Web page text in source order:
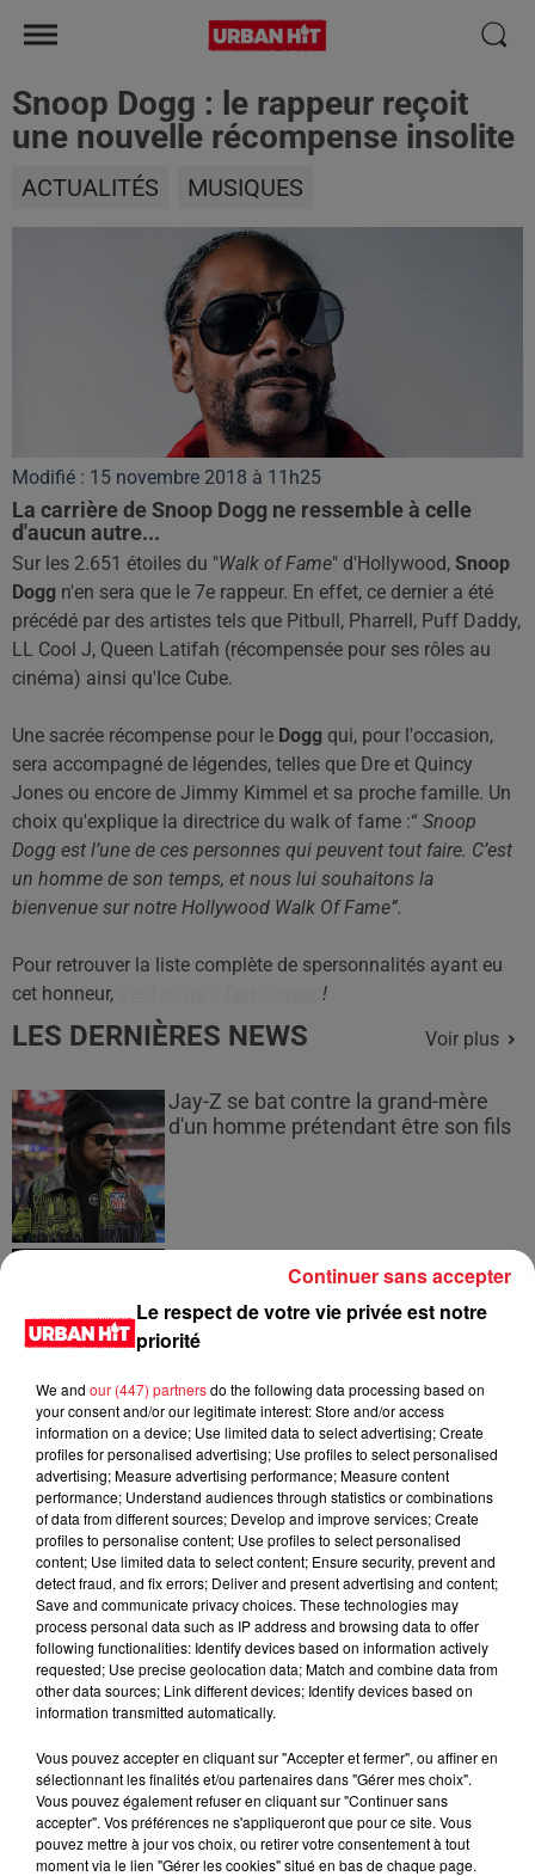
Snoop Dogg : le rappeur reçoit
une nouvelle récompense insolite
ACTUALITÉS MUSIQUES
Modifié : 15 novembre 2018 à 11h25
La carrière de Snoop Dogg ne ressemble à celle
d'aucun autre...
Sur les 2.651 étoiles du "Walk of Fame" d'Hollywood, Snoop
Dogg n'en sera que le 7e rappeur. En effet, ce dernier a été
précédé par des artistes tels que Pitbull, Pharrell, Puff Daddy,
LL Cool J, Queen Latifah (récompensée pour ses rôles au
cinéma) ainsi qu'Ice Cube.
Une sacrée récompense pour le Dogg qui, pour l'occasion,
sera accompagné de légendes, telles que Dre et Quincy
Jones ou encore de Jimmy Kimmel et sa proche famille. Un
choix qu'explique la directrice du walk of fame :“ Snoop
Dogg est l’une de ces personnes qui peuvent tout faire. C’est
un homme de son temps, et nous lui souhaitons la
bienvenue sur notre Hollywood Walk Of Fame”.
Pour retrouver la liste complète de spersonnalités ayant eu
cet honneur,
!
LES DERNIÈRES NEWS Voir plus
Jay-Z se bat contre la grand-mère
d'un homme prétendant être son fils
masculine dans sa bataille...
Des vitres tombent de la tour
Montparnasse : des désaccords
entre...
Incendies en Gironde : encore
plusieurs semaines avant
l'extinction...
de deux militaires disparus...
Le respect de votre vie privée est notre
priorité
We and our (447) partnersdo the following data processing based on
your consent and/or our legitimate interest: Store and/or access
information on a device; Use limited data to select advertising; Create
profiles for personalised advertising; Use profiles to select personalised
advertising; Measure advertising performance; Measure content
performance; Understand audiences through statistics or combinations
of data from different sources; Develop and improve services; Create
profiles to personalise content; Use profiles to select personalised
content; Use limited data to select content; Ensure security, prevent and
detect fraud, and fix errors; Deliver and present advertising and content;
Save and communicate privacy choices. These technologies may
process personal data such as IP address and browsing data to offer
following functionalities: Identify devices based on information actively
requested; Use precise geolocation data; Match and combine data from
other data sources; Link different devices; Identify devices based on
information transmitted automatically.
Vous pouvez accepter en cliquant sur "Accepter et fermer", ou affiner en
sélectionnant les finalités et/ou partenaires dans "Gérer mes choix".
Vous pouvez également refuser en cliquant sur "Continuer sans
accepter". Vos préférences ne s'appliqueront que pour ce site. Vous
pouvez mettre à jour vos choix, ou retirer votre consentement à tout
moment via le lien "Gérer les cookies" situé en bas de chaque page.
Continuer sans accepter